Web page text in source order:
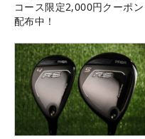
コース限定2,000円クーポン
配布中！